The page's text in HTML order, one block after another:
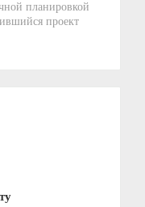
планировкой
проект